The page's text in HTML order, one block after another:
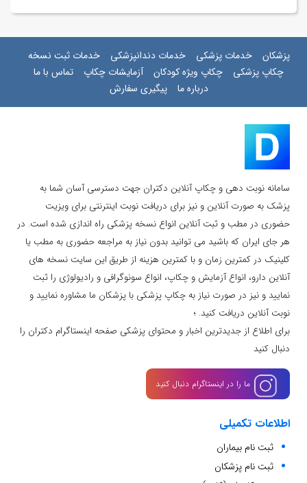
پزشکان خدمات پزشکی خدمات دندانپزشکی
خدمات ثبت نسخه
چکاپ پزشکی
چکاپ ویژه کودکان آزمایشات چکاپ
تماس با ما
درباره ما
پیگیری سفارش
سامانه نوبت دهی و چکاپ آنلاین دکتران جهت دسترسی آسان شما به
پزشک به صورت آنلاین و نیز برای دریافت نوبت اینترنتی برای ویزیت
حضوری در مطب و ثبت آنلاین انواع نسخه پزشکی راه اندازی شده است. در
هر جای ایران که باشید می توانید بدون نیاز به مراجعه حضوری به مطب یا
کلینیک در کمترین زمان و با کمترین هزینه از طریق این سایت نسخه های
آنلاین دارو، انواع آزمایش و چکاپ، انواع سونوگرافی و رادیولوژی را ثبت
نمایید و نیز در صورت نیاز به چکاپ پزشکی با پزشکان ما مشاوره نمایید و
نوبت آنلاین دریافت کنید. ؛
برای اطلاع از جدیدترین اخبار و محتوای پزشکی صفحه اینستاگرام دکتران را
دنبال کنید
ما را در اینستاگرام دنبال کنید
اطلاعات تکمیلی
ثبت نام بیماران
ثبت نام پزشکان